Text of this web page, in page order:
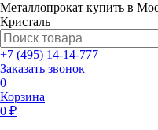
Металлопрокат купить в
Кристаль
+7 (495) 14-14-777
Заказать звонок
0
Корзина
0 ₽